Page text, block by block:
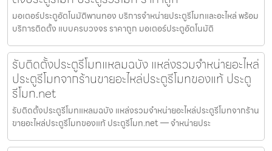
มอเตอร์ประตูอัตโนมัติพานทอง บริการจำหน่ายประตูรีโมทและอะไหล่ พร้อม
บริการติดตั้ง แบบครบวงจร ราคาถูก มอเตอร์ประตูอัตโนมัติ
รับติดตั้งประตูรีโมทแหลมฉบัง แหล่งรวมจำหน่ายอะไหล่
ประตูรีโมทจากร้านขายอะไหล่ประตูรีโมทของแท้ ประตู
รีโมท.net
รับติดตั้งประตูรีโมทแหลมฉบัง แหล่งรวมจำหน่ายอะไหล่ประตูรีโมทจากร้าน
ขายอะไหล่ประตูรีโมทของแท้ ประตูรีโมท.net — จำหน่ายประ